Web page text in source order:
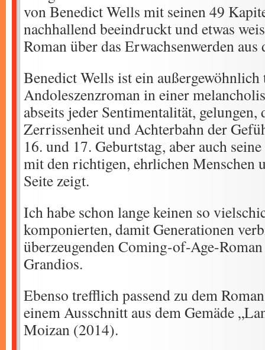
von Benedict Wells mit seinen 49
nachhallend beeindruckt und etwas
Roman über das Erwachsenwerden aus
Benedict Wells ist ein
Andoleszenzroman in einer
abseits jeder Sentimentalität, gelungen,
Zerrissenheit und Achterbahn der
16. und 17. Geburtstag, aber auch
mit den richtigen, ehrlichen Menschen
Seite zeigt.
Ich habe schon lange keinen so
komponierten, damit Generationen
überzeugenden Coming-of-Age-
Grandios.
Ebenso trefflich passend zu dem
einem Ausschnitt aus dem Gemäde
Moizan (2014).